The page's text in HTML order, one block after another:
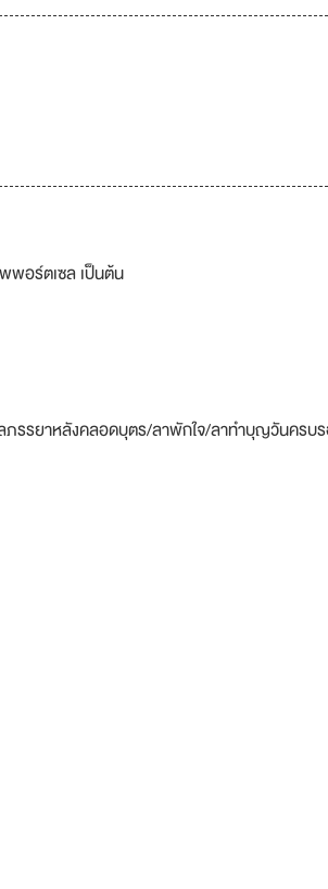
พอร์ตเซล เป็นต้น
ภรรยาหลังคลอดบุตร/ลาพักใจ/ลาทำบุญวันครบ